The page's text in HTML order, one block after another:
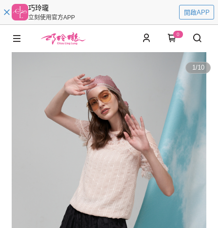
巧玲瓏
立刻使用官方APP
開啟APP
0
1/10